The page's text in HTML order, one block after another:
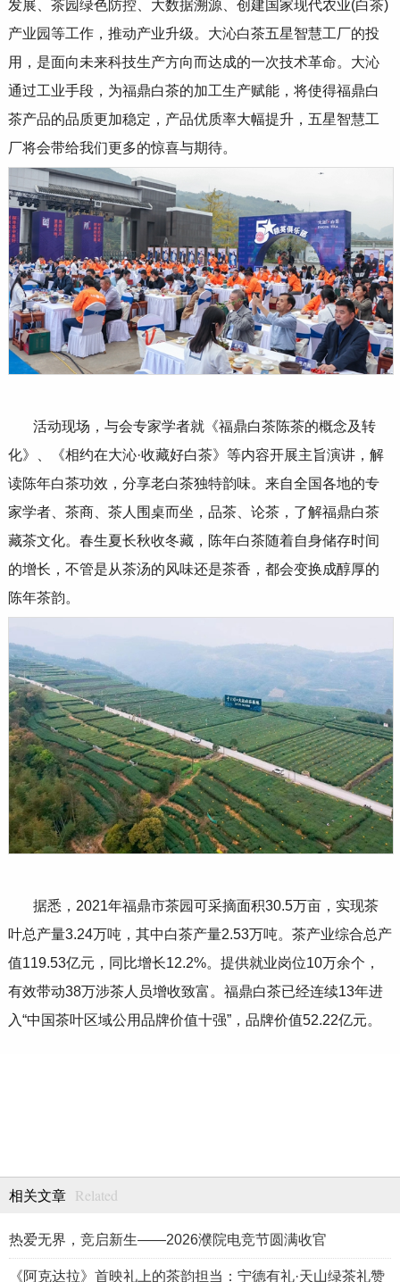
发展、茶园绿色防控、大数据溯源、创建国家现代农业(白茶)
产业园等工作，推动产业升级。大沁白茶五星智慧工厂的投
用，是面向未来科技生产方向而达成的一次技术革命。大沁
通过工业手段，为福鼎白茶的加工生产赋能，将使得福鼎白
茶产品的品质更加稳定，产品优质率大幅提升，五星智慧工
厂将会带给我们更多的惊喜与期待。
活动现场，与会专家学者就《福鼎白茶陈茶的概念及转
化》、《相约在大沁·收藏好白茶》等内容开展主旨演讲，解
读陈年白茶功效，分享老白茶独特韵味。来自全国各地的专
家学者、茶商、茶人围桌而坐，品茶、论茶，了解福鼎白茶
藏茶文化。春生夏长秋收冬藏，陈年白茶随着自身储存时间
的增长，不管是从茶汤的风味还是茶香，都会变换成醇厚的
陈年茶韵。
据悉， 2021年福鼎市茶园可采摘面积30.5万亩，实现茶
叶总产量3.24万吨，其中白茶产量2.53万吨。茶产业综合总产
值119.53亿元，同比增长12.2%。提供就业岗位10万余个，
有效带动38万涉茶人员增收致富。福鼎白茶已经连续13年进
入“中国茶叶区域公用品牌价值十强”，品牌价值52.22亿元。
相关文章 Related
热爱无界，竞启新生——2026濮院电竞节圆满收官
《阿克达拉》首映礼上的茶韵担当：宁德有礼·天山绿茶礼赞